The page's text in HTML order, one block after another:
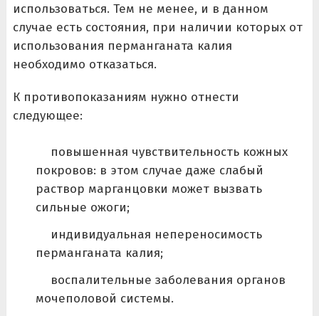
использоваться. Тем не менее, и в данном
случае есть состояния, при наличии которых от
использования перманганата калия
необходимо отказаться.
К противопоказаниям нужно отнести
следующее:
повышенная чувствительность кожных
покровов: в этом случае даже слабый
раствор марганцовки может вызвать
сильные ожоги;
индивидуальная непереносимость
перманганата калия;
воспалительные заболевания органов
мочеполовой системы.